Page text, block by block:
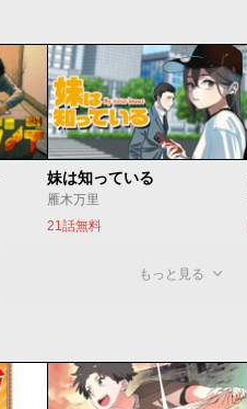
妹は知っている
雁木万里
21話無料
もっと見る